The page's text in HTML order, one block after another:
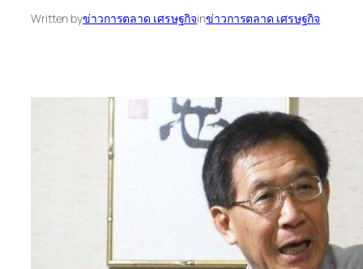
Written byข่าวการตลาด เศรษฐกิจinข่าวการตลาด เศรษฐกิจ